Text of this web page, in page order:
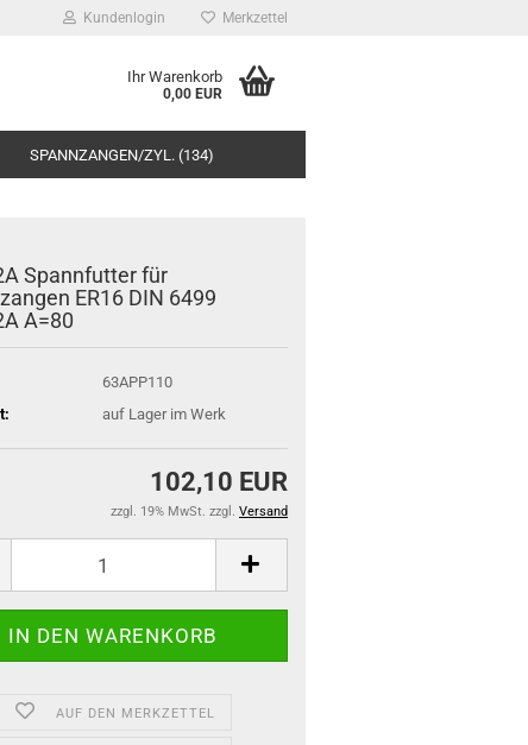
Kundenlogin Merkzettel
Ihr Warenkorb
0,00 EUR
SPANNZANGEN/ZYL. (134)
Spannfutter für
ER16 DIN 6499
A=80
63APP110
auf Lager im Werk
102,10 EUR
zzgl. 19% MwSt. zzgl. Versand
AUF DEN MERKZETTEL